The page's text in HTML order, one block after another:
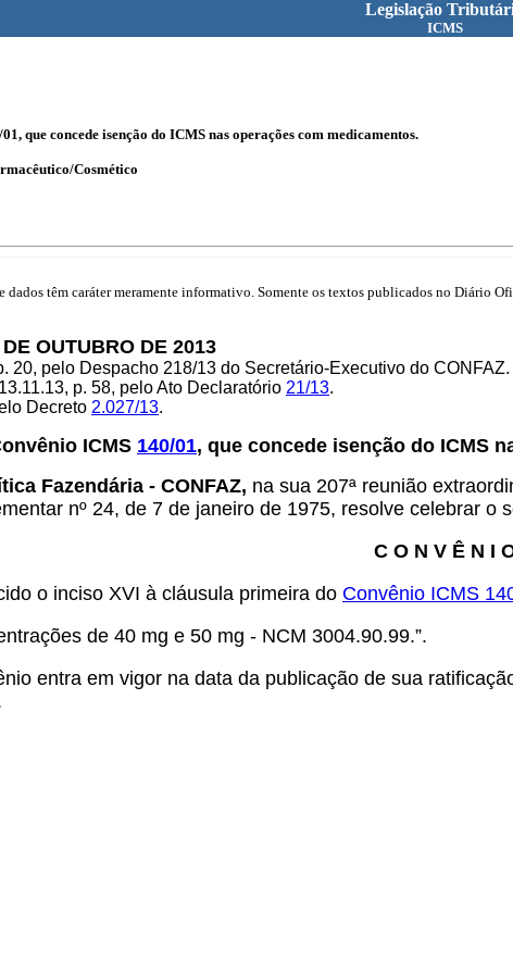
Legislação
ICMS
que concede isenção do ICMS nas operações com medicamentos.
Cosmético
dados têm caráter meramente informativo. Somente os textos publicados no Diário
OUTUBRO DE 2013
20, pelo Despacho 218/13 do Secretário-Executivo do CONFAZ.
p. 58, pelo Ato Declaratório 21/13.
Decreto 2.027/13.
ICMS 140/01, que concede isenção do ICMS
Fazendária - CONFAZ, na sua 207ª reunião
nº 24, de 7 de janeiro de 1975, resolve celebrar o
C O N V Ê N I
o inciso XVI à cláusula primeira do Convênio ICMS
de 40 mg e 50 mg - NCM 3004.90.99.”.
entra em vigor na data da publicação de sua